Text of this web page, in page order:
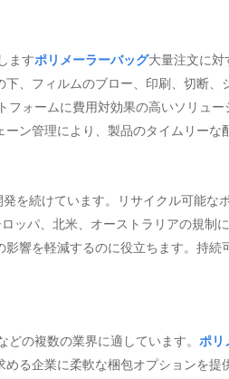
ますポリメーラーバッグ大量注文に対
、フィルムのブロー、印刷、切断、
ォームに費用対効果の高いソリュー
ン管理により、製品のタイムリーな
を続けています。リサイクル可能
パ、北米、オーストラリアの規制に
響を軽減するのに役立ちます。持
の複数の業界に適しています。 ポリ
る企業に柔軟な梱包オプションを提